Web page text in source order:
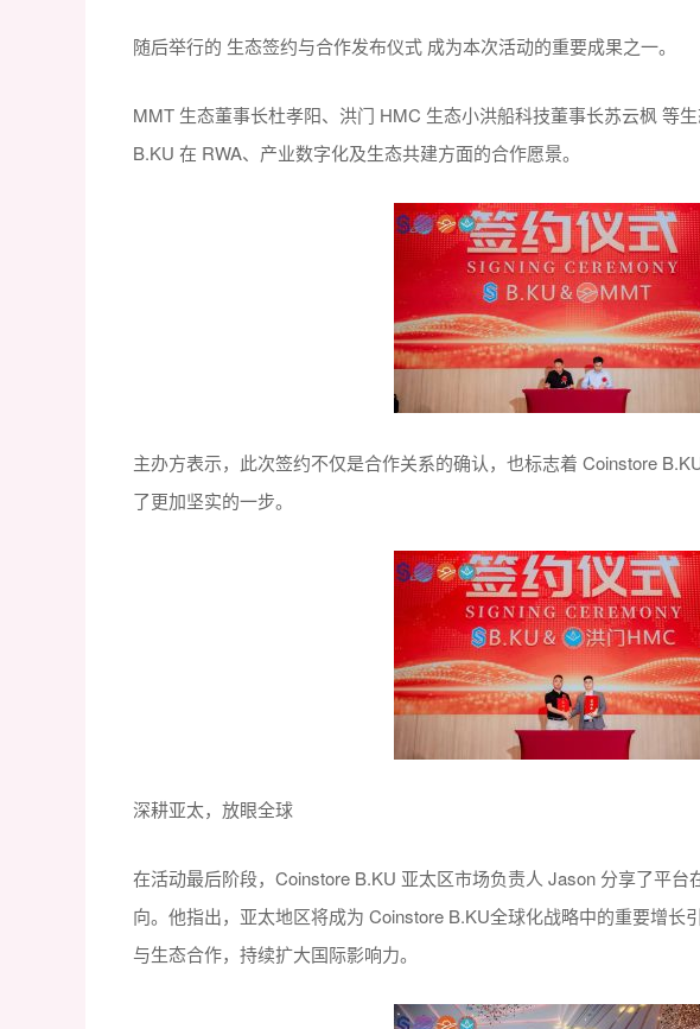
随后举行的 生态签约与合作发布仪式 成为本次活动的重要成果之一。
MMT 生态董事长杜孝阳、洪门 HMC 生态小洪船科技董事长苏云枫 等
B.KU 在 RWA、产业数字化及生态共建方面的合作愿景。
主办方表示，此次签约不仅是合作关系的确认，也标志着 Coinstore
了更加坚实的一步。
深耕亚太，放眼全球
在活动最后阶段，Coinstore B.KU 亚太区市场负责人 Jason 分享了平
向。他指出，亚太地区将成为 Coinstore B.KU全球化战略中的重要增长
与生态合作，持续扩大国际影响力。